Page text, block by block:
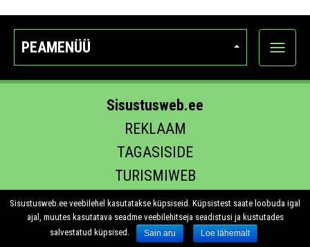
PEAMENÜÜ
Ava
Sisustusweb.ee
REKLAAM
TAGASISIDE
TURISMIWEB
EHITUS.EE
Sisustusweb.ee veebilehel kasutatakse küpsiseid. Küpsistest saate loobuda igal
ajal, muutes kasutatava seadme veebilehitseja seadistusi ja kustutades
salvestatud küpsised.
Sain aru Loe lähemalt